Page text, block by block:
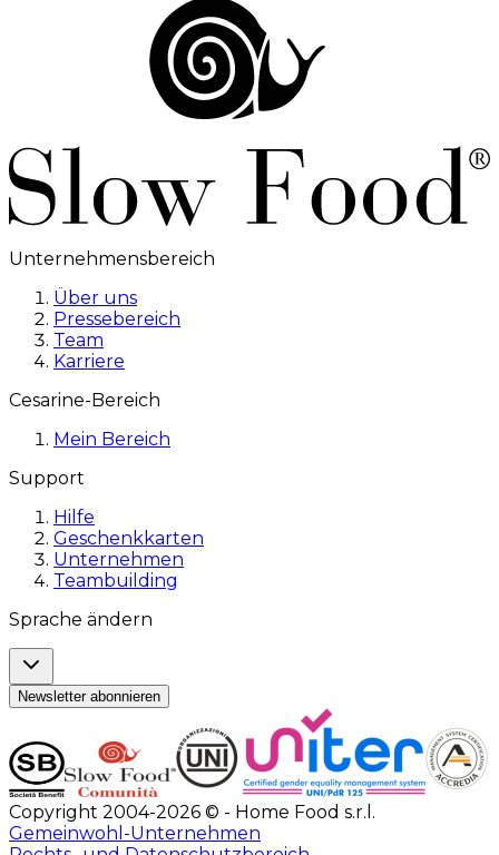
Unternehmensbereich
Über uns
Pressebereich
Team
Karriere
Cesarine-Bereich
Mein Bereich
Support
Hilfe
Geschenkkarten
Unternehmen
Teambuilding
Sprache ändern
Newsletter abonnieren
Copyright 2004-2026 © - Home Food s.r.l.
Gemeinwohl-Unternehmen